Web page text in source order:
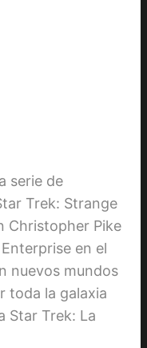
serie de
Trek: Strange
Christopher Pike
en el
nuevos mundos
toda la galaxia
Star Trek: La